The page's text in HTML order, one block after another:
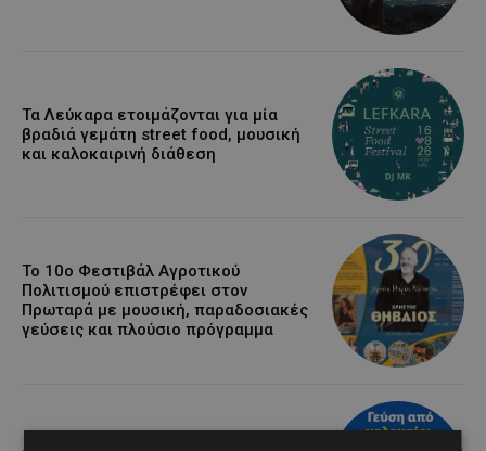
Τα Λεύκαρα ετοιμάζονται για μία
βραδιά γεμάτη street food, μουσική
και καλοκαιρινή διάθεση
Το 10ο Φεστιβάλ Αγροτικού
Πολιτισμού επιστρέφει στον
Πρωταρά με μουσική, παραδοσιακές
γεύσεις και πλούσιο πρόγραμμα